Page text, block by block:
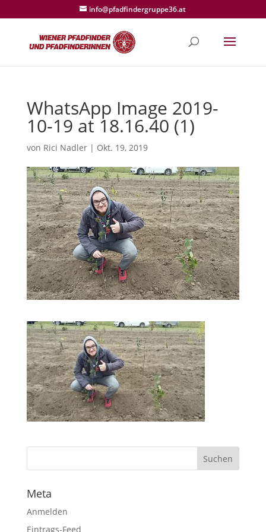
info@pfadfindergruppe36.at
WhatsApp Image 2019-
10-19 at 18.16.40 (1)
von Rici Nadler| Okt. 19, 2019
Meta
Anmelden
Eintrags-Feed